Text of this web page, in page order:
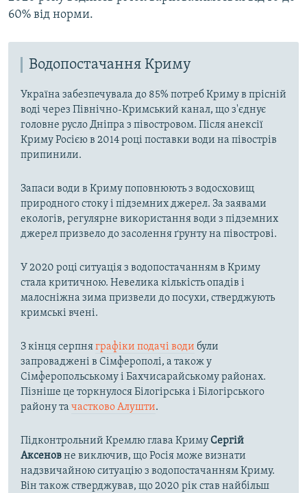
60% від норми.
Водопостачання Криму
Україна забезпечувала до 85% потреб Криму в прісній
воді через Північно-Кримський канал, що з'єднує
головне русло Дніпра з півостровом. Після анексії
Криму Росією в 2014 році поставки води на півострів
припинили.
Запаси води в Криму поповнюють з водосховищ
природного стоку і підземних джерел. За заявами
екологів, регулярне використання води з підземних
джерел призвело до засолення ґрунту на півострові.
У 2020 році ситуація з водопостачанням в Криму
стала критичною. Невелика кількість опадів і
малосніжна зима призвели до посухи, стверджують
кримські вчені.
З кінця серпняграфіки подачі води були
запроваджені в Сімферополі, а також у
Сімферопольському і Бахчисарайському районах.
Пізніше це торкнулося Білогірська і Білогірського
району та частково Алушти.
Підконтрольний Кремлю глава КримуСергій
Аксеновне виключив, що Росія може визнати
надзвичайною ситуацію з водопостачанням Криму.
Він також стверджував, що 2020 рік став найбільш